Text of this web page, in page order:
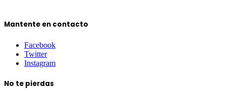
Mantente en contacto
Facebook
Twitter
Instagram
No te pierdas